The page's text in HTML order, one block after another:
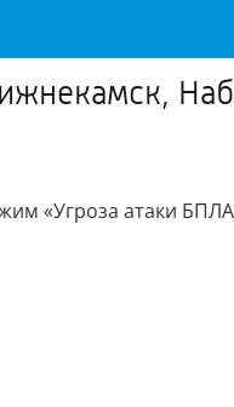
«Угроза атаки